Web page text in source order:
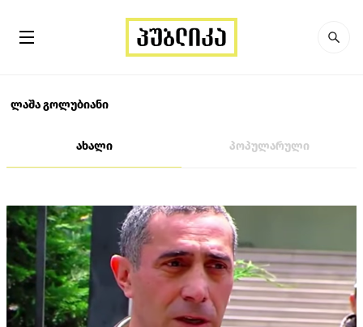
ლაშა გოლუბიანი
ახალი პოპულარული